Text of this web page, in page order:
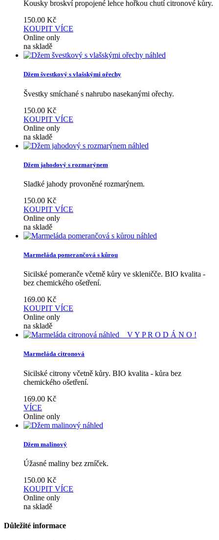
Kousky broskví propojené lehce hořkou chutí citronové kůry.
150.00 Kč
KOUPIT VÍCE
Online only
na skladě
náhled
Džem švestkový s vlašskými ořechy
Švestky smíchané s nahrubo nasekanými ořechy.
150.00 Kč
KOUPIT VÍCE
Online only
na skladě
náhled
Džem jahodový s rozmarýnem
Sladké jahody provoněné rozmarýnem.
150.00 Kč
KOUPIT VÍCE
Online only
na skladě
náhled
Marmeláda pomerančová s kůrou
Sicilské pomeranče včetně kůry ve skleničče. BIO kvalita -
bez chemického ošetření.
169.00 Kč
KOUPIT VÍCE
Online only
na skladě
náhled
V Y P R O D Á N O !
Marmeláda citronová
Sicilské citrony včetně kůry. BIO kvalita - kůra bez
chemického ošetření.
169.00 Kč
VÍCE
Online only
náhled
Džem malinový
Úžasné maliny bez zrníček.
150.00 Kč
KOUPIT VÍCE
Online only
na skladě
Důležité informace